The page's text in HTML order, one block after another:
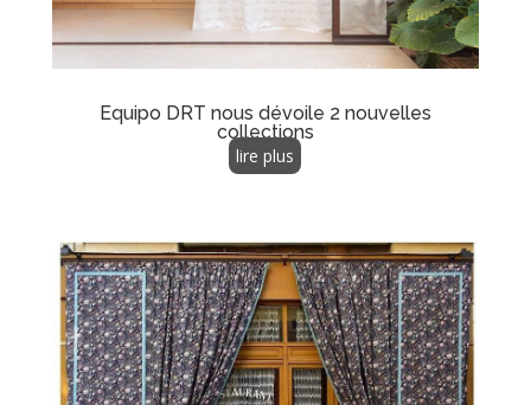
Equipo DRT nous dévoile 2 nouvelles
collections
lire plus